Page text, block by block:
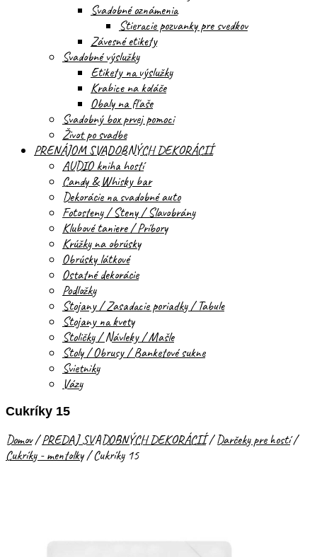
Svadobné oznámenia
Stieracie pozvanky pre svedkov
Závesné etikety
Svadobné výslužky
Etikety na výslužky
Krabice na koláče
Obaly na fľaše
Svadobný box prvej pomoci
Život po svadbe
PRENÁJOM SVADOBNÝCH DEKORÁCIÍ
AUDIO kniha hostí
Candy & Whisky bar
Dekorácie na svadobné auto
Fotosteny / Steny / Slavobrány
Klubové taniere / Príbory
Krúžky na obrúsky
Obrúsky látkové
Ostatné dekorácie
Podložky
Stojany / Zasadacie poriadky / Tabule
Stojany na kvety
Stoličky / Návleky / Mašle
Stoly / Obrusy / Banketové sukne
Svietniky
Vázy
Cukríky 15
Domov/PREDAJ SVADOBNÝCH DEKORÁCIÍ/Darčeky pre hostí/
Cukríky - mentolky/Cukríky 15